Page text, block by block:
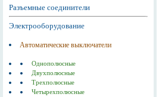
Разъемные соединители
Электрооборудование
Автоматические выключатели
Однополюсные
Двухполюсные
Трехполюсные
Четырехполюсные